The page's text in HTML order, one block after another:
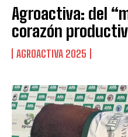
Agroactiva: del
corazón
AGROACTIVA 2025